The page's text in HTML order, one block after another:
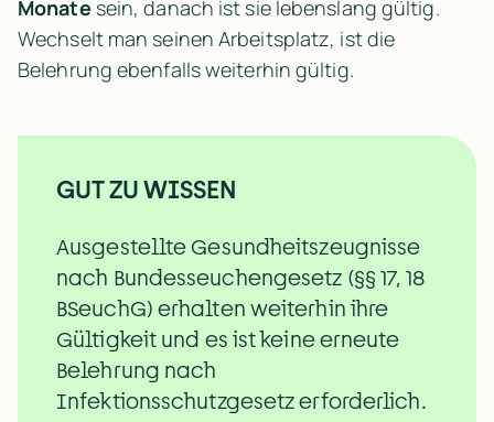
Monate sein, danach ist sie lebenslang gültig.
Wechselt man seinen Arbeitsplatz, ist die
Belehrung ebenfalls weiterhin gültig.
GUT ZU WISSEN
Ausgestellte Gesundheitszeugnisse
nach Bundesseuchengesetz (§§ 17, 18
BSeuchG) erhalten weiterhin ihre
Gültigkeit und es ist keine erneute
Belehrung nach
Infektionsschutzgesetz erforderlich.